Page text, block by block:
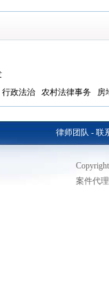
行政法治 农村法律事务 房
律师团队 - 联
案件代